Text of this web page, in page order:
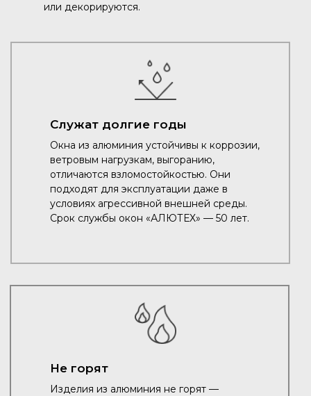
Служат долгие годы
Окна из алюминия устойчивы к коррозии,
ветровым нагрузкам, выгоранию,
отличаются взломостойкостью. Они
подходят для эксплуатации даже в
условиях агрессивной внешней среды.
Срок службы окон «АЛЮТЕХ» — 50 лет.
или декорируются.
Не горят
Изделия из алюминия не горят —